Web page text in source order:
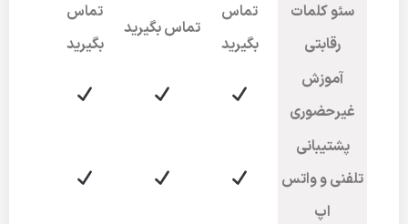
سئو کلمات
رقابتی
تماس
بگیرید
تماس بگیرید
تماس
بگیرید
آموزش
غیرحضوری
پشتیبانی
تلفنی و واتس
اپ